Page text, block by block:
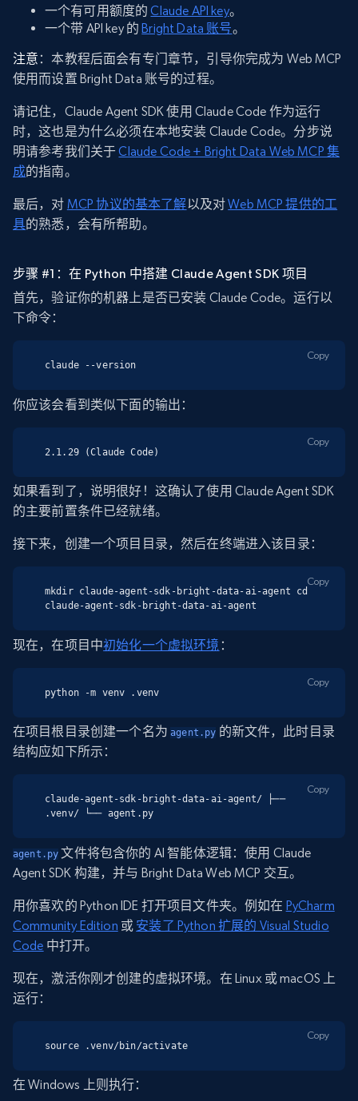
一个有可用额度的Claude API key。
一个带 API key 的 Bright Data 账号。
注意 ：本教程后面会有专门章节，引导你完成为 Web MCP
使用而设置 Bright Data 账号的过程。
请记住，Claude Agent SDK 使用 Claude Code 作为运行
时，这也是为什么必须在本地安装 Claude Code。分步说
明请参考我们关于Claude Code + Bright Data Web MCP 集
成的指南。
最后，对 MCP 协议的基本了解以及对Web MCP 提供的工
具的熟悉，会有所帮助。
步骤 #1：在 Python 中搭建 Claude Agent SDK 项目
首先，验证你的机器上是否已安装 Claude Code。运行以
下命令：
claude --version
Copy
你应该会看到类似下面的输出：
2.1.29 (Claude Code)
Copy
如果看到了，说明很好！这确认了使用 Claude Agent SDK
的主要前置条件已经就绪。
接下来，创建一个项目目录，然后在终端进入该目录：
mkdir claude-agent-sdk-bright-data-ai-agent cd
claude-agent-sdk-bright-data-ai-agent
Copy
现在，在项目中初始化一个虚拟环境 ：
python -m venv .venv
Copy
在项目根目录创建一个名为agent.py 的新文件，此时目录
结构应如下所示：
claude-agent-sdk-bright-data-ai-agent/ ├──
.venv/ └── agent.py
Copy
agent.py 文件将包含你的 AI 智能体逻辑：使用 Claude
Agent SDK 构建，并与 Bright Data Web MCP 交互。
用你喜欢的 Python IDE 打开项目文件夹。例如在 PyCharm
Community Edition 或 安装了 Python 扩展的 Visual Studio
Code 中打开。
现在，激活你刚才创建的虚拟环境。在 Linux 或 macOS 上
运行：
source .venv/bin/activate
Copy
在 Windows 上则执行：